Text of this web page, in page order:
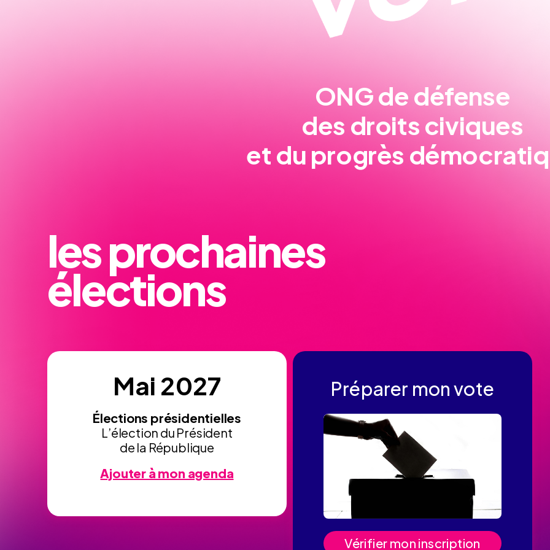
ONG de défense
des droits civiques
et du progrès
les prochaines
élections
Mai 2027
Élections présidentielles
L’élection du Président
de la République
Ajouter à mon agenda
Préparer mon vote
Vérifier mon inscription